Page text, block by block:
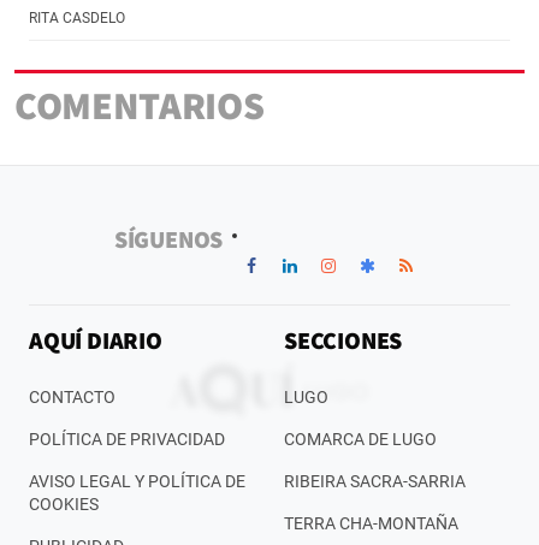
RITA CASDELO
COMENTARIOS
SÍGUENOS
AQUÍ DIARIO
CONTACTO
POLÍTICA DE PRIVACIDAD
AVISO LEGAL Y POLÍTICA DE
COOKIES
SECCIONES
LUGO
COMARCA DE LUGO
RIBEIRA SACRA-SARRIA
TERRA CHA-MONTAÑA